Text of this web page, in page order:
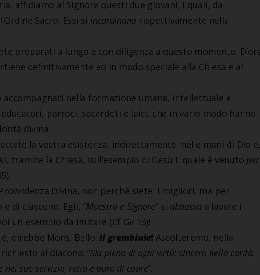
al Signore questi due giovani, i quali, da
Sacro. Essi si incardinano rispettivamente nella
preparati a lungo e con diligenza a questo momento.
definitivamente ed in modo speciale alla Chiesa e al
nella formazione umana, intellettuale e
parroci, sacerdoti e laici, che in vario modo hanno
divina.
la vostra esistenza, indirettamente nelle mani di Dio e,
la Chiesa, sull’esempio di Gesù il quale è venuto per
Divina, non perché siete i migliori, ma per
di ciascuno. Egli, “Maestro e Signore” si abbassa a lavare i
un esempio da imitare (Cf Gv 13)!
Mons. Bello: il grembiule! Ascolteremo, nella
al diacono: “Sia pieno di ogni virtù: sincero nella carità,
nel suo servizio, retto e puro di cuore”.